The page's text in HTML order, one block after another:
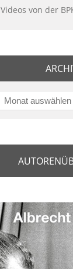
Videos von der
Monat auswählen